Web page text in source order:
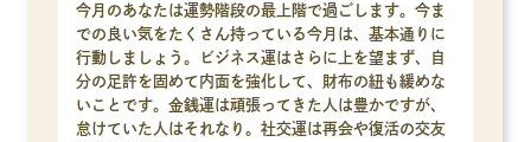
今月のあなたは運勢階段の最上階で過ごします。今ま
での良い気をたくさん持っている今月は、基本通りに
行動しましょう。ビジネス運はさらに上を望まず、自
分の足許を固めて内面を強化して、財布の紐も緩めな
いことです。金銭運は頑張ってきた人は豊かですが、
怠けていた人はそれなり。社交運は再会や復活の交友